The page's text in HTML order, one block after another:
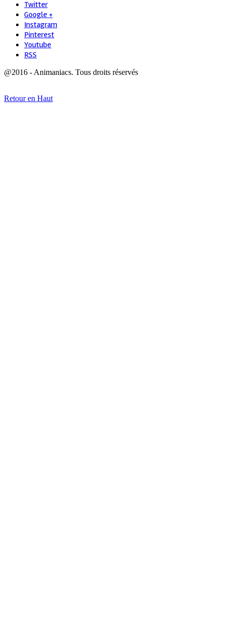
Twitter
Google +
Instagram
Pinterest
Youtube
RSS
@2016 - Animaniacs. Tous droits réservés
Retour en Haut